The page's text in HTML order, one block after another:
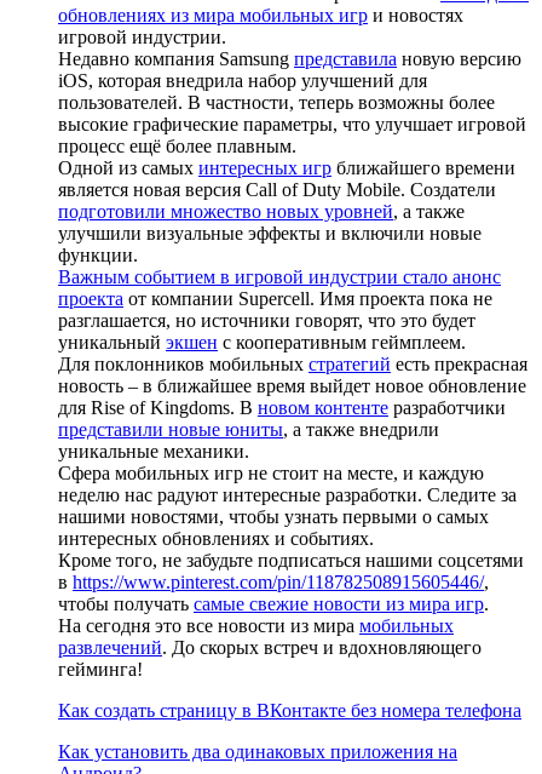
обновлениях из мира мобильных игр и новостях
игровой индустрии.
Недавно компания Samsung представила новую версию
iOS, которая внедрила набор улучшений для
пользователей. В частности, теперь возможны более
высокие графические параметры, что улучшает игровой
процесс ещё более плавным.
Одной из самых интересных игр ближайшего времени
является новая версия Call of Duty Mobile. Создатели
подготовили множество новых уровней, а также
улучшили визуальные эффекты и включили новые
функции.
Важным событием в игровой индустрии стало анонс
проекта от компании Supercell. Имя проекта пока не
разглашается, но источники говорят, что это будет
уникальный экшен с кооперативным геймплеем.
Для поклонников мобильных стратегий есть прекрасная
новость – в ближайшее время выйдет новое обновление
для Rise of Kingdoms. В новом контенте разработчики
представили новые юниты, а также внедрили
уникальные механики.
Сфера мобильных игр не стоит на месте, и каждую
неделю нас радуют интересные разработки. Следите за
нашими новостями, чтобы узнать первыми о самых
интересных обновлениях и событиях.
Кроме того, не забудьте подписаться нашими соцсетями
в https://www.pinterest.com/pin/118782508915605446/,
чтобы получать самые свежие новости из мира игр.
На сегодня это все новости из мира мобильных
развлечений. До скорых встреч и вдохновляющего
гейминга!
Как создать страницу в ВКонтакте без номера телефона
Как установить два одинаковых приложения на